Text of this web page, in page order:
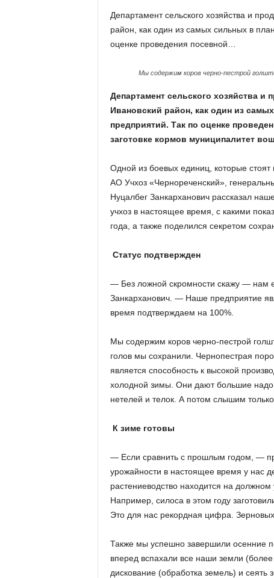
Департамент сельского хозяйства и
район, как один из самых сильных в
оценке проведения посевной…
Мы содержим коров черно-пестрой
Департамент сельского хозяйства и
Ивановский район, как один из
предприятий. Так по оценке
заготовке кормов муниципалитет
Одной из боевых единиц, которые стоят
АО Учхоз «Чернореченский»,
Нуцалбег Занкарханович рассказал
учхоз в настоящее время, с какими
года, а также поделился секретом
Статус подтвержден
— Без ложной скромности скажу — нам
Занкарханович. — Наше предприятие
время подтверждаем на 100%.
Мы содержим коров черно-пестрой
голов мы сохранили. Чернопестрая
является способность к высокой
холодной зимы. Они дают большие
нетелей и телок. А потом слышим
К зиме готовы
— Если сравнить с прошлым годом, —
урожайности в настоящее время у нас
растениеводство находится на
Например, силоса в этом году
Это для нас рекордная цифра.
Также мы успешно завершили осенние
вперед вспахали все наши земли
дискование (обработка земель) и сеять